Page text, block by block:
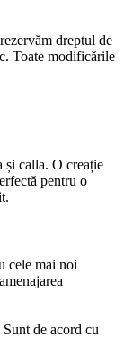
dreptul de
Toate modificările
și calla. O creație
pentru o
cele mai noi
Sunt de acord cu